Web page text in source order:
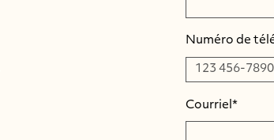
Numéro de
Courriel*